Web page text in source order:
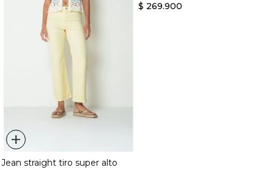
+
Jean straight tiro super alto
$ 269.900